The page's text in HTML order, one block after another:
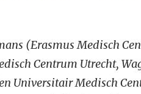
(Erasmus Medisch
Centrum Utrecht,
Universitair Medisch